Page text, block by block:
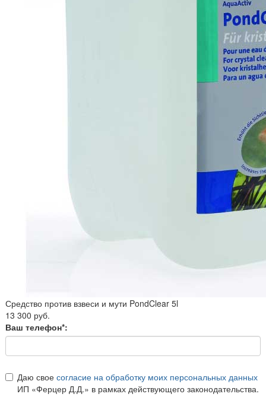
Средство против взвеси и мути PondClear 5l
13 300 руб.
Ваш телефон*:
Даю свое согласие на обработку моих персональных данных
ИП «Ферцер Д.Д.» в рамках действующего законодательства.